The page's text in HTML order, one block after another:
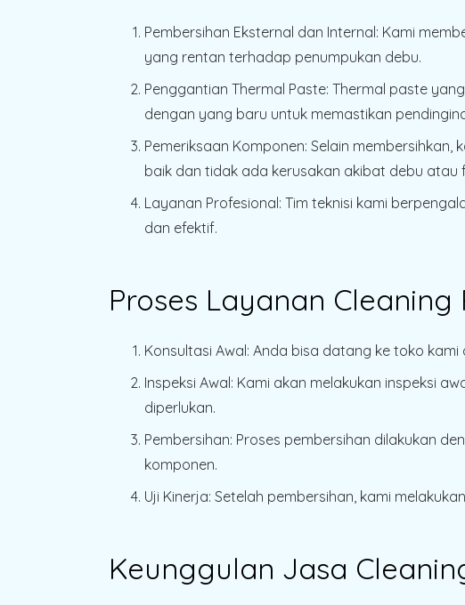
Pembersihan Eksternal dan Internal: Kami
yang rentan terhadap penumpukan debu.
Penggantian Thermal Paste: Thermal paste
dengan yang baru untuk memastikan
Pemeriksaan Komponen: Selain
baik dan tidak ada kerusakan akibat debu atau
Layanan Profesional: Tim teknisi kami
dan efektif.
Proses Layanan Cleaning
Konsultasi Awal: Anda bisa datang ke toko
Inspeksi Awal: Kami akan melakukan inspeksi
diperlukan.
Pembersihan: Proses pembersihan dilakukan
komponen.
Uji Kinerja: Setelah pembersihan, kami
Keunggulan Jasa